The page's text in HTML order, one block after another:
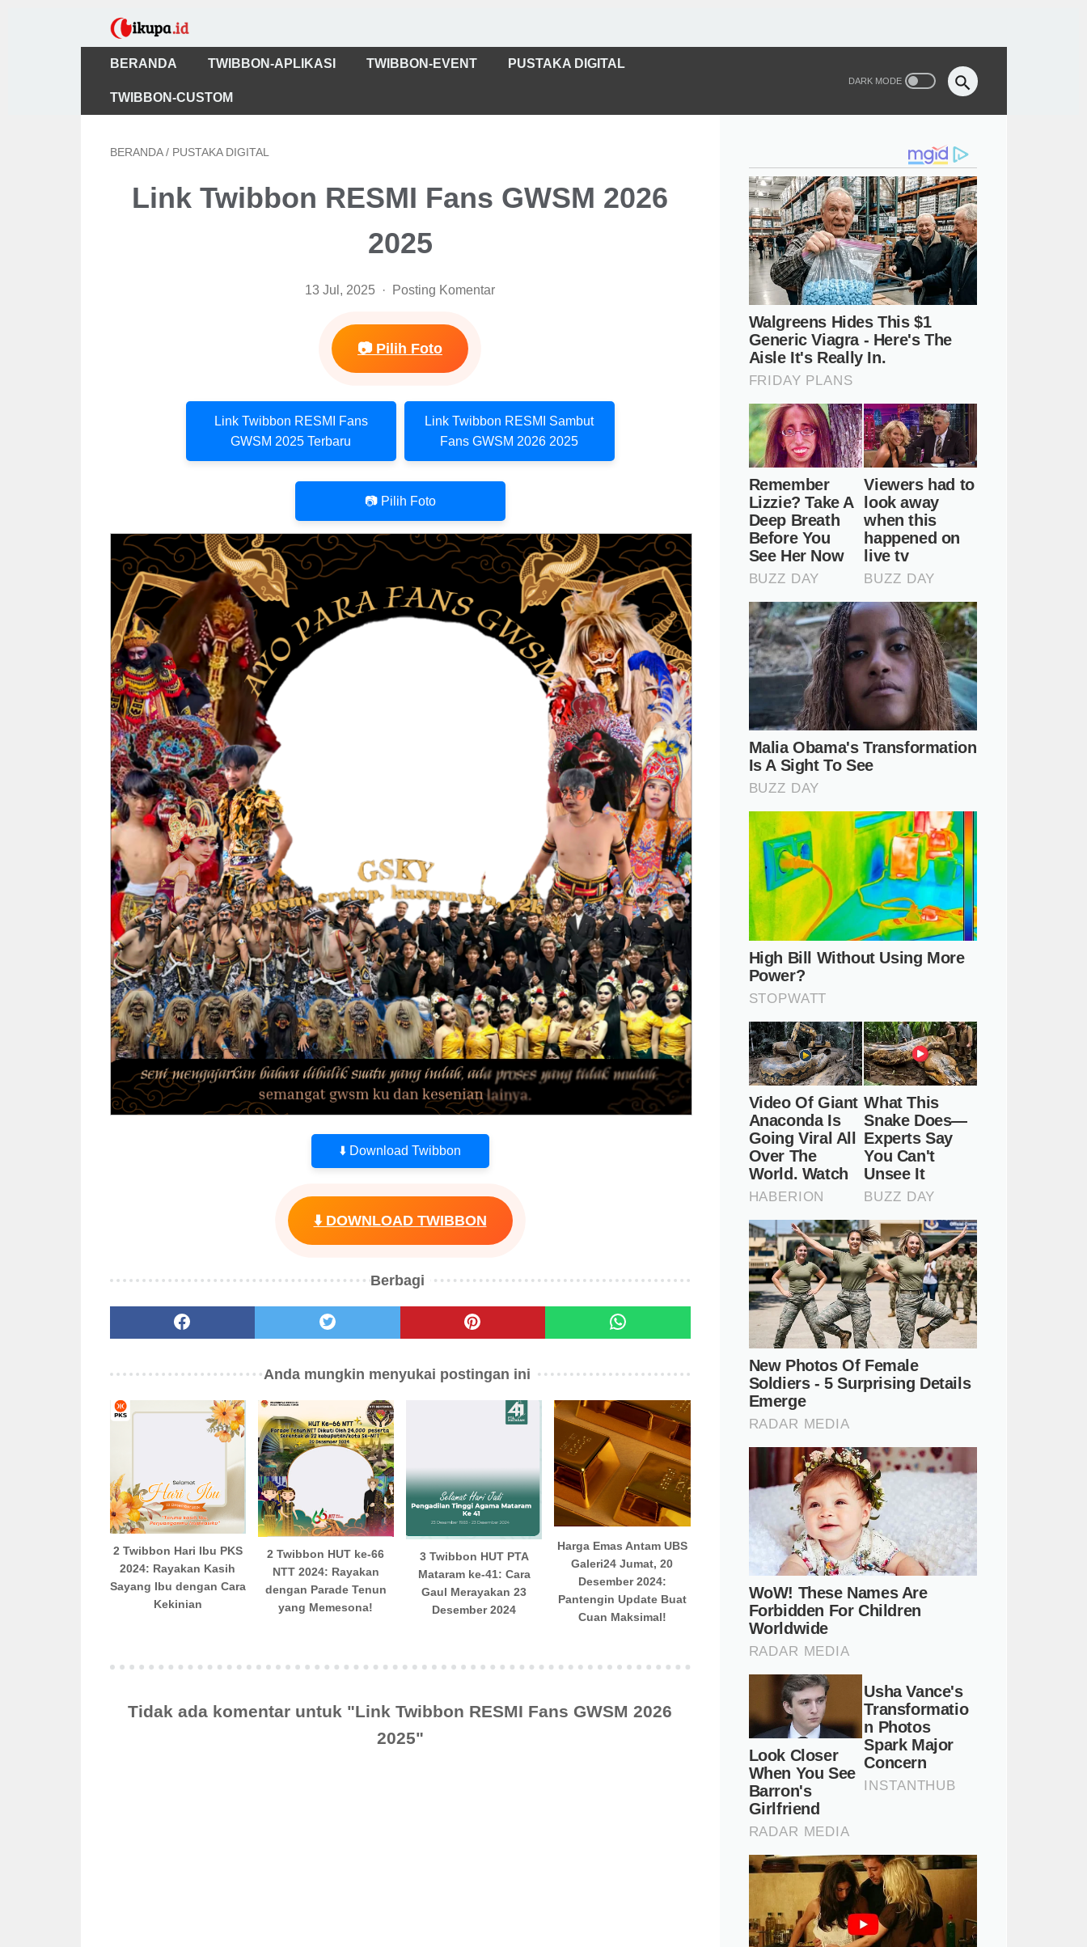
BERANDA TWIBBON-APLIKASI TWIBBON-EVENT PUSTAKA DIGITAL
TWIBBON-CUSTOM
BERANDA / PUSTAKA DIGITAL
Link Twibbon RESMI Fans GWSM 2026
2025
13 Jul, 2025 Posting Komentar
📷 Pilih Foto
Link Twibbon RESMI Fans
GWSM 2025 Terbaru
Link Twibbon RESMI Sambut
Fans GWSM 2026 2025
📷 Pilih Foto
⬇️ Download Twibbon
⬇️ DOWNLOAD TWIBBON
Berbagi
Anda mungkin menyukai postingan ini
2 Twibbon Hari Ibu PKS
2024: Rayakan Kasih
Sayang Ibu dengan Cara
Kekinian
2 Twibbon HUT ke-66
NTT 2024: Rayakan
dengan Parade Tenun
yang Memesona!
3 Twibbon HUT PTA
Mataram ke-41: Cara
Gaul Merayakan 23
Desember 2024
Harga Emas Antam UBS
Galeri24 Jumat, 20
Desember 2024:
Pantengin Update Buat
Cuan Maksimal!
Tidak ada komentar untuk "Link Twibbon RESMI Fans GWSM 2026
2025"